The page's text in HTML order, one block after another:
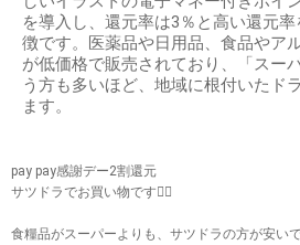
を導入し、還元率は3％と高い還元
徴です。医薬品や日用品、食品やア
が低価格で販売されており、「スー
う方も多いほど、地域に根付いたド
ます。
pay pay感謝デー2割還元
サツドラでお買い物です🙋‍♀️
食糧品がスーパーよりも、サツドラの方が安い